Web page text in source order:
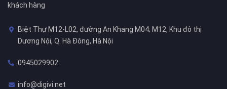
khách hàng
Biệt Thự M12-L02, đường An Khang M04; M12, Khu đô thị
Dương Nội, Q. Hà Đông, Hà Nội
0945029902
info@digivi.net